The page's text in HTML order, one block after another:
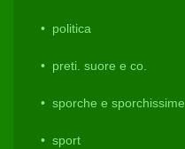
politica
preti. suore e co.
sporche e sporchissime
sport